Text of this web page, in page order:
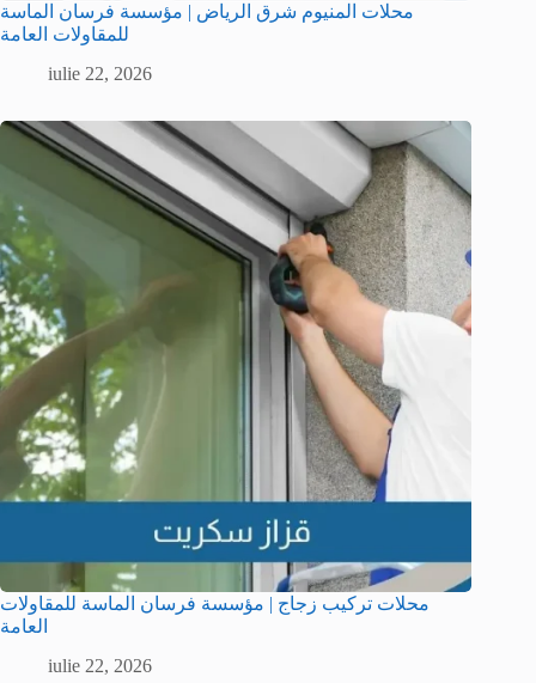
محلات المنيوم شرق الرياض | مؤسسة فرسان الماسة
للمقاولات العامة
iulie 22, 2026
محلات تركيب زجاج | مؤسسة فرسان الماسة للمقاولات
العامة
iulie 22, 2026